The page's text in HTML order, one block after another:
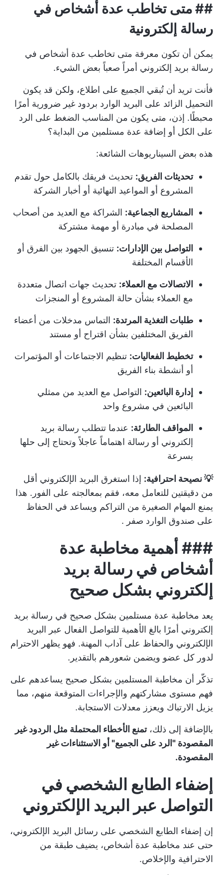
##متى تخاطب عدة أشخاص في
رسالة إلكترونية
يمكن أن تكون معرفة متى تخاطب عدة أشخاص في
رسالة بريد إلكتروني أمراً صعباً بعض الشيء.
فأنت تريد أن تُبقي الجميع على اطلاع، ولكن قد يكون
التحميل الزائد على البريد الوارد بردود غير ضرورية أمرًا
محبطًا. إذن، متى يكون من المناسب الضغط على الرد
على الكل أو إضافة عدة مستلمين من البداية؟
هذه بعض السيناريوهات الشائعة:
تحديثات الفريق: تحديث فريقك بالكامل حول تقدم
المشروع أو المواعيد النهائية أو أخبار الشركة
المشاريع الجماعية: الشراكة مع العديد من أصحاب
المصلحة في مبادرة أو مهمة مشتركة
التواصل بين الإدارات: تنسيق الجهود بين الفرق أو
الأقسام المختلفة
الاتصالات مع العملاء: تحديث جهات اتصال متعددة
مع العملاء بشأن حالة المشروع أو المنجزات
طلبات التغذية المرتدة: التماس مدخلات من أعضاء
الفريق المختلفين بشأن اقتراح أو مستند
تخطيط الفعاليات: تنظيم الاجتماعات أو المؤتمرات
أو أنشطة بناء الفريق
إدارة البائعين: التواصل مع العديد من ممثلي
البائعين في مشروع واحد
المواقف الطارئة: عندما تتطلب رسالة بريد
إلكتروني أو رسالة اهتماماً عاجلاً وتحتاج إلى حلها
بسرعة
💡 نصيحة احترافية: إذا استغرق البريد الإلكتروني أقل
من دقيقتين للتعامل معه، فقم بمعالجته على الفور. هذا
يمنع المهام الصغيرة من التراكم ويساعد في الحفاظ
على صندوق الوارد صفر .
### أهمية مخاطبة عدة
أشخاص في رسالة بريد
إلكتروني بشكل صحيح
يعد مخاطبة عدة مستلمين بشكل صحيح في رسالة بريد
إلكتروني أمرًا بالغ الأهمية للتواصل الفعال عبر البريد
الإلكتروني والحفاظ على آداب المهنة. فهو يظهر الاحترام
لدور كل عضو ويضمن شعورهم بالتقدير.
تذكّر أن مخاطبة المستلمين بشكل صحيح يساعدهم على
فهم مستوى مشاركتهم والإجراءات المتوقعة منهم، مما
يزيل الارتباك ويعزز معدلات الاستجابة.
بالإضافة إلى ذلك،تمنع الأخطاء المحتملة مثل الردود غير
المقصودة "الرد على الجميع" أو الاستثناءات غير
المقصودة.
إضفاء الطابع الشخصي في
التواصل عبر البريد الإلكتروني
إن إضفاء الطابع الشخصي على رسائل البريد الإلكتروني،
حتى عند مخاطبة عدة أشخاص، يضيف طبقة من
الاحترافية والإخلاص.